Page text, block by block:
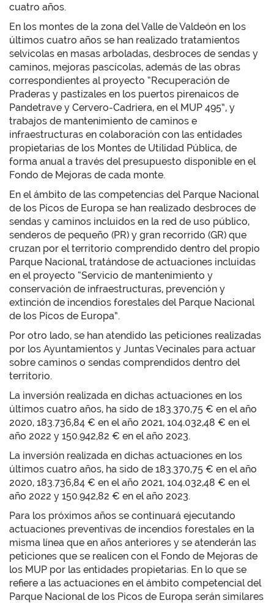
cuatro años.
En los montes de la zona del Valle de Valdeón en los
últimos cuatro años se han realizado tratamientos
selvícolas en masas arboladas, desbroces de sendas y
caminos, mejoras pascícolas, además de las obras
correspondientes al proyecto “Recuperación de
Praderas y pastizales en los puertos pirenaicos de
Pandetrave y Cervero-Cadriera, en el MUP 495”, y
trabajos de mantenimiento de caminos e
infraestructuras en colaboración con las entidades
propietarias de los Montes de Utilidad Pública, de
forma anual a través del presupuesto disponible en el
Fondo de Mejoras de cada monte.
En el ámbito de las competencias del Parque Nacional
de los Picos de Europa se han realizado desbroces de
sendas y caminos incluidos en la red de uso público,
senderos de pequeño (PR) y gran recorrido (GR) que
cruzan por el territorio comprendido dentro del propio
Parque Nacional, tratándose de actuaciones incluidas
en el proyecto “Servicio de mantenimiento y
conservación de infraestructuras, prevención y
extinción de incendios forestales del Parque Nacional
de los Picos de Europa”.
Por otro lado, se han atendido las peticiones realizadas
por los Ayuntamientos y Juntas Vecinales para actuar
sobre caminos o sendas comprendidos dentro del
territorio.
La inversión realizada en dichas actuaciones en los
últimos cuatro años, ha sido de 183.370,75 € en el año
2020, 183.736,84 € en el año 2021, 104.032,48 € en el
año 2022 y 150.942,82 € en el año 2023.
La inversión realizada en dichas actuaciones en los
últimos cuatro años, ha sido de 183.370,75 € en el año
2020, 183.736,84 € en el año 2021, 104.032,48 € en el
año 2022 y 150.942,82 € en el año 2023.
Para los próximos años se continuará ejecutando
actuaciones preventivas de incendios forestales en la
misma línea que en años anteriores y se atenderán las
peticiones que se realicen con el Fondo de Mejoras de
los MUP por las entidades propietarias. En lo que se
refiere a las actuaciones en el ámbito competencial del
Parque Nacional de los Picos de Europa serán similares